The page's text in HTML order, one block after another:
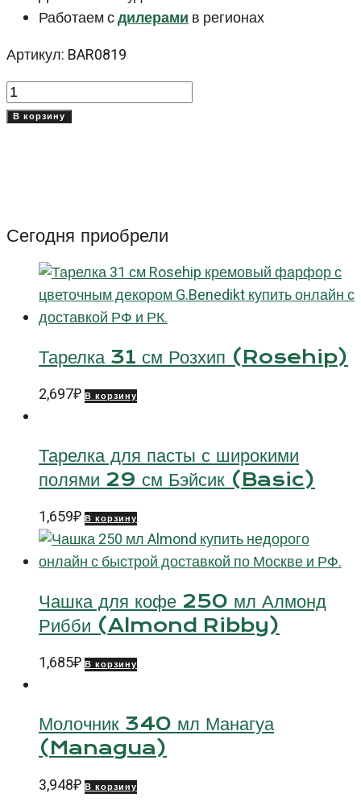
Работаем сдилерамив регионах
Артикул: BAR0819
Количество
товара
(Baroque)
В корзину
Сегодня приобрели
Тарелка 31 см Розхип (Rosehip)
2,697₽ В корзину
Тарелка для пасты с широкими
полями 29 см Бэйсик (Basic)
1,659₽ В корзину
Чашка для кофе 250 мл Алмонд
Рибби (Almond Ribby)
1,685₽ В корзину
Молочник 340 мл Манагуа
(Managua)
3,948₽ В корзину